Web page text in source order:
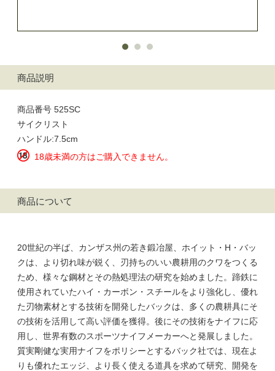
商品説明
商品番号 525SC
サイクリスト
ハンドル:7.5cm
18歳未満の方はご購入できません。
商品について
20世紀の半ば、カンザス州の若き鍛冶屋、ホイット・H・バッ
クは、より切れ味が鋭く、刃持ちのいい農耕用のクワをつくる
ため、様々な鋼材とその熱処理法の研究を始めました。蹄鉄に
使用されていたハイ・カーボン・スチールをより強化し、優れ
た刃物素材とする技術を開発したバックは、多くの農耕具にそ
の技術を活用して高い評価を獲得。後にその技術をナイフに応
用し、世界有数のスポーツナイフメーカーへと発展しました。
質実剛健な実用ナイフをポリシーとするバック社では、現在よ
りも優れたエッジ、より長く使える道具を求めて研究、開発を